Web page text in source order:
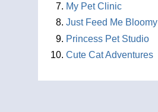
My Pet Clinic
Just Feed Me Bloomy
Princess Pet Studio
Cute Cat Adventures